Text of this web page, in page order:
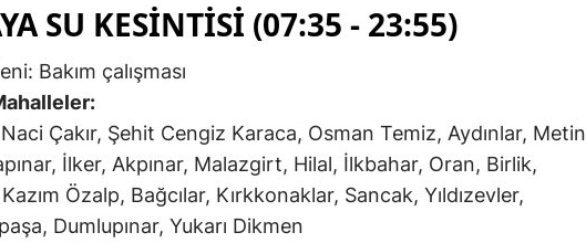
SU KESINTISI (07:35 - 23:55)
Bakım çalışması
Çakır, Şehit Cengiz Karaca, Osman Temiz, Aydınlar, Metin
İlker, Akpınar, Malazgirt, Hilal, İlkbahar, Oran, Birlik,
Özalp, Bağcılar, Kırkkonaklar, Sancak, Yıldızevler,
Dumlupınar, Yukarı Dikmen